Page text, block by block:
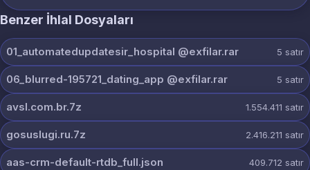
Benzer İhlal Dosyaları
01_automatedupdatesir_hospital @exfilar.rar 5 satır
06_blurred-195721_dating_app @exfilar.rar 5 satır
avsl.com.br.7z 1.554.411 satır
gosuslugi.ru.7z 2.416.211 satır
aas-crm-default-rtdb_full.json 409.712 satır